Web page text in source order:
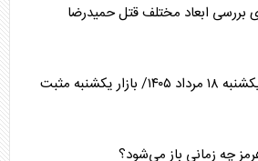
بررسی ابعاد مختلف قتل حمیدرضا
پیش‌بینی بورس فردا یکشنبه ۱۸ مرداد ۱۴۰۵/ بازار یکشنبه مثبت
چه زمانی باز می‌شود؟